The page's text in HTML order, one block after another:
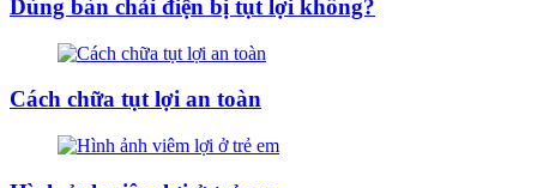
Dùng bàn chải điện bị tụt lợi không?
Cách chữa tụt lợi an toàn